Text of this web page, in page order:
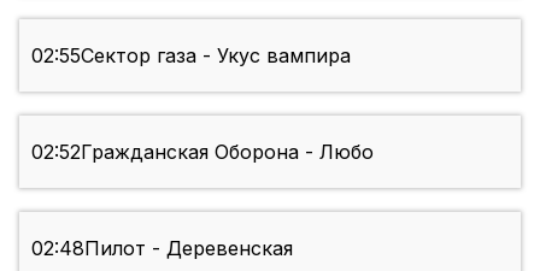
02:55Сектор газа - Укус вампира
02:52Гражданская Оборона - Любо
02:48Пилот - Деревенская